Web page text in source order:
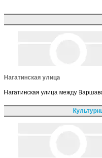
Нагатинская улица
Нагатинская улица между